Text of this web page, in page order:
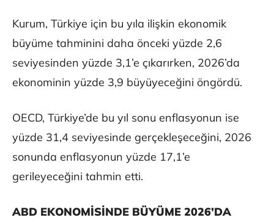
Kurum, Türkiye için bu yıla ilişkin ekonomik
büyüme tahminini daha önceki yüzde 2,6
seviyesinden yüzde 3,1’e çıkarırken, 2026’da
ekonominin yüzde 3,9 büyüyeceğini öngördü.
OECD, Türkiye’de bu yıl sonu enflasyonun ise
yüzde 31,4 seviyesinde gerçekleşeceğini, 2026
sonunda enflasyonun yüzde 17,1’e
gerileyeceğini tahmin etti.
ABD EKONOMİSİNDE BÜYÜME 2026’DA